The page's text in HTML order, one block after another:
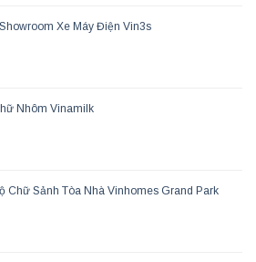
Xe Máy Điện Vin3s
Nhôm Vinamilk
Chữ Sảnh Tòa Nhà Vinhomes Grand Park